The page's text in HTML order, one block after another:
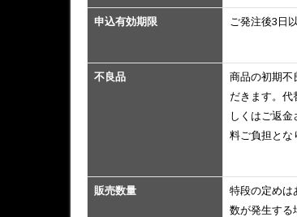
申込有効期限 ご発注後3日
不良品
商品の初期不
だきます。代
しくはご返
料ご負担とな
販売数量
特段の定めは
数が発生する